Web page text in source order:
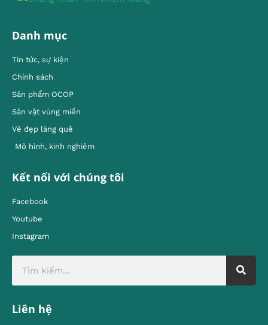
Danh mục
Tin tức, sự kiện
Chính sách
Sản phẩm OCOP
Sản vật vùng miền
Vẻ đẹp làng quê
Mô hình, kinh nghiêm
Kết nối với chúng tôi
Facebook
Youtube
Instagram
Liên hệ